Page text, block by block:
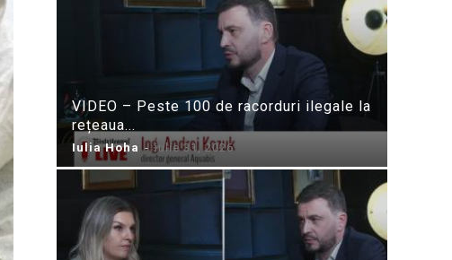
VIDEO – Peste 100 de racorduri ilegale la
rețeaua...
Iulia Hoha - iulie 31, 2026